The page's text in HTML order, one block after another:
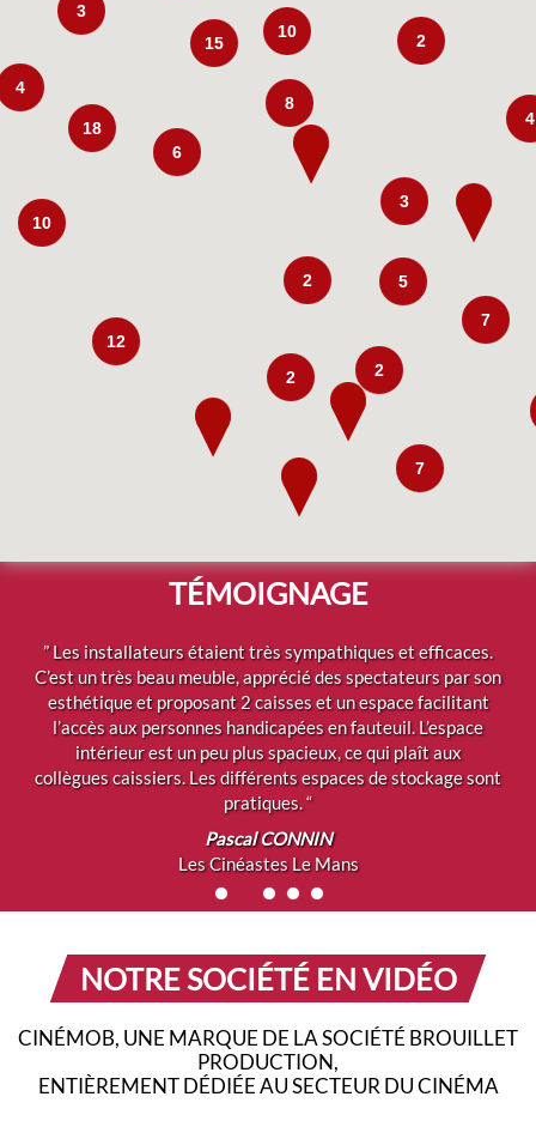
12
18
7
3
8
6
15
2
7
3
2
10
4
5
2
2
4
10
TÉMOIGNAGE
” Les installateurs étaient très sympathiques et efficaces.
C’est un très beau meuble, apprécié des spectateurs par son
esthétique et proposant 2 caisses et un espace facilitant
l’accès aux personnes handicapées en fauteuil. L’espace
intérieur est un peu plus spacieux, ce qui plaît aux
collègues caissiers. Les différents espaces de stockage sont
pratiques. “
Pascal CONNIN
Les Cinéastes Le Mans
Sylvie et Germano Gazzani
NOTRE SOCIÉTÉ EN VIDÉO
CINÉMOB, UNE MARQUE DE LA SOCIÉTÉ BROUILLET
PRODUCTION,
ENTIÈREMENT DÉDIÉE AU SECTEUR DU CINÉMA